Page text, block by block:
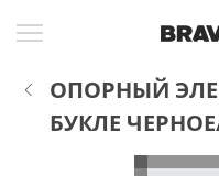
ОПОРНЫЙ
БУКЛЕ